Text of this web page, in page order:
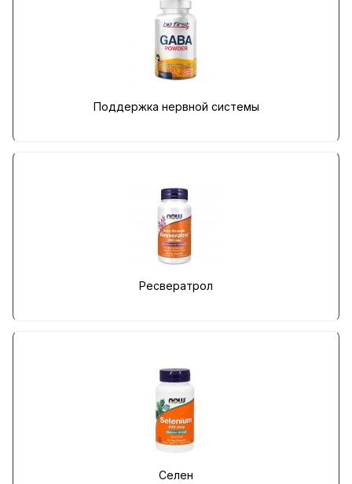
Поддержка нервной системы
Ресвератрол
Селен